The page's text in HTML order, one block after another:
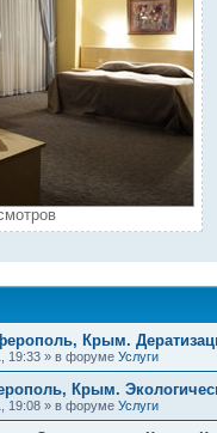
Крым.
19:33 » в форуме Услуги
Крым.
19:08 » в форуме Услуги